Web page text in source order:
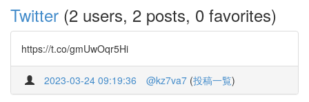
Twitter (2 users, 2 posts, 0 favorites)
https://t.co/gmUwOqr5Hi
2023-03-24 09:19:36 @kz7va7 (投稿一覧)